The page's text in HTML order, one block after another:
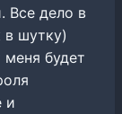
Все дело в
в шутку)
меня будет
и